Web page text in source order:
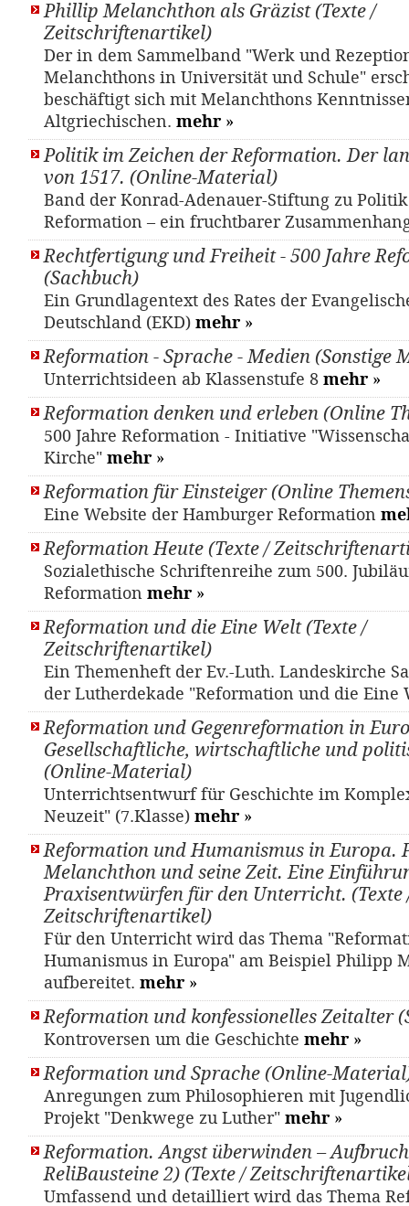
Phillip Melanchthon als Gräzist (Texte /
Zeitschriftenartikel)
Der in dem Sammelband "Werk und
Melanchthons in Universität und Schule"
beschäftigt sich mit Melanchthons
Altgriechischen. mehr »
Politik im Zeichen der Reformation. Der
von 1517. (Online-Material)
Band der Konrad-Adenauer-Stiftung zu
Reformation – ein fruchtbarer
Rechtfertigung und Freiheit - 500 Jahre
(Sachbuch)
Ein Grundlagentext des Rates der
Deutschland (EKD) mehr »
Reformation - Sprache - Medien (Sonstige
Unterrichtsideen ab Klassenstufe 8 mehr »
Reformation denken und erleben (Online
500 Jahre Reformation - Initiative
Kirche" mehr »
Reformation für Einsteiger (Online
Eine Website der Hamburger Reformation
Reformation Heute (Texte /
Sozialethische Schriftenreihe zum 500.
Reformation mehr »
Reformation und die Eine Welt (Texte /
Zeitschriftenartikel)
Ein Themenheft der Ev.-Luth. Landeskirche
der Lutherdekade "Reformation und die Eine
Reformation und Gegenreformation in
Gesellschaftliche, wirtschaftliche und
(Online-Material)
Unterrichtsentwurf für Geschichte im
Neuzeit" (7.Klasse) mehr »
Reformation und Humanismus in Europa.
Melanchthon und seine Zeit. Eine
Praxisentwürfen für den Unterricht. (Texte
Zeitschriftenartikel)
Für den Unterricht wird das Thema
Humanismus in Europa" am Beispiel Philipp
aufbereitet. mehr »
Reformation und konfessionelles Zeitalter
Kontroversen um die Geschichte mehr »
Reformation und Sprache (Online-
Anregungen zum Philosophieren mit
Projekt "Denkwege zu Luther" mehr »
Reformation. Angst überwinden –
ReliBausteine 2) (Texte /
Umfassend und detailliert wird das Thema